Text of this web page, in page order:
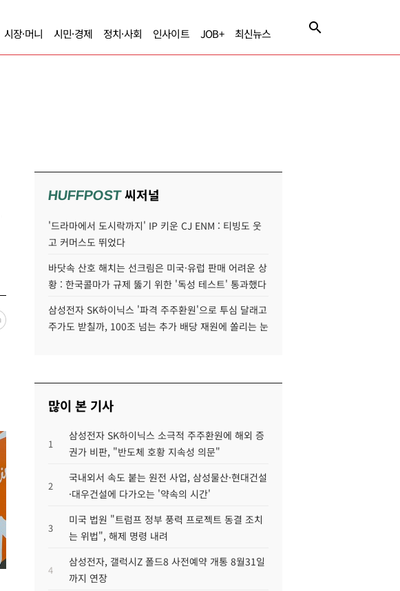
시장·머니 시민·경제 정치·사회 인사이트 JOB+ 최신뉴스
HUFFPOST씨저널
'드라마에서 도시락까지' IP 키운 CJ ENM : 티빙도 웃
고 커머스도 뛰었다
바닷속 산호 해치는 선크림은 미국·유럽 판매 어려운 상
황 : 한국콜마가 규제 뚫기 위한 '독성 테스트' 통과했다
삼성전자 SK하이닉스 '파격 주주환원'으로 투심 달래고
주가도 받칠까, 100조 넘는 추가 배당 재원에 쏠리는 눈
많이 본 기사
1
삼성전자 SK하이닉스 소극적 주주환원에 해외 증
권가 비판, "반도체 호황 지속성 의문"
2
국내외서 속도 붙는 원전 사업, 삼성물산·현대건설
·대우건설에 다가오는 '약속의 시간'
3
미국 법원 "트럼프 정부 풍력 프로젝트 동결 조치
는 위법", 해제 명령 내려
4
삼성전자, 갤럭시Z 폴드8 사전예약 개통 8월31일
까지 연장